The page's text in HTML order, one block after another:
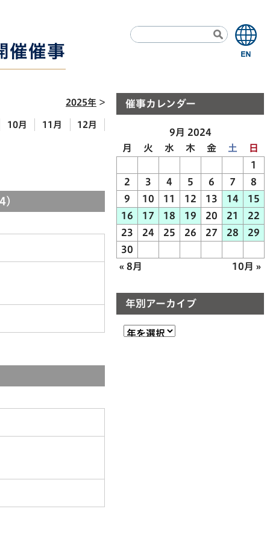
催事
2025年
10月 11月 12月
催事カレンダー
9月 2024
月
火 水 木 金 土
日
1
2
3 4 5 6 7
8
9
10 11 12 13 14
15
16
17 18 19 20 21
22
23
24 25 26 27 28
29
30
« 8月
10月 »
年別アーカイブ